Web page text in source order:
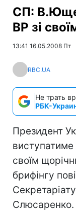
СП:
ВР зі
13:41 16.05.2008 Пт
RBC.UA
Не трать
РБК-
Президент
виступатиме
своїм
брифінгу
Слюсаренко.